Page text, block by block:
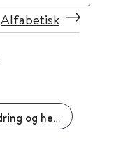
Alfabetisk
Nasjonalt senter for aldring og helse